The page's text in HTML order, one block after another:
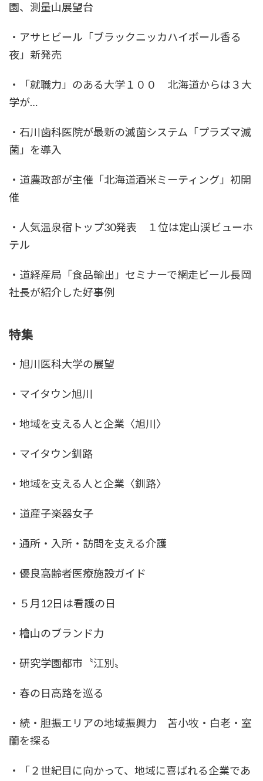
園、測量山展望台
・アサヒビール「ブラックニッカハイボール香る
夜」新発売
・「就職力」のある大学１００ 北海道からは３大
学が…
・石川歯科医院が最新の滅菌システム「プラズマ滅
菌」を導入
・道農政部が主催「北海道酒米ミーティング」初開
催
・人気温泉宿トップ30発表 １位は定山渓ビューホ
テル
・道経産局「食品輸出」セミナーで網走ビール長岡
社長が紹介した好事例
特集
・旭川医科大学の展望
・マイタウン旭川
・地域を支える人と企業〈旭川〉
・マイタウン釧路
・地域を支える人と企業〈釧路〉
・道産子楽器女子
・通所・入所・訪問を支える介護
・優良高齢者医療施設ガイド
・５月12日は看護の日
・檜山のブランド力
・研究学園都市〝江別〟
・春の日高路を巡る
・続・胆振エリアの地域振興力 苫小牧・白老・室
蘭を探る
・「２世紀目に向かって、地域に喜ばれる企業であ